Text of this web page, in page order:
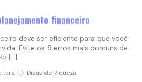
financeiro
deve ser eficiente para que você
Evite os 5 erros mais comuns de
[…]
Dicas de Riqueza